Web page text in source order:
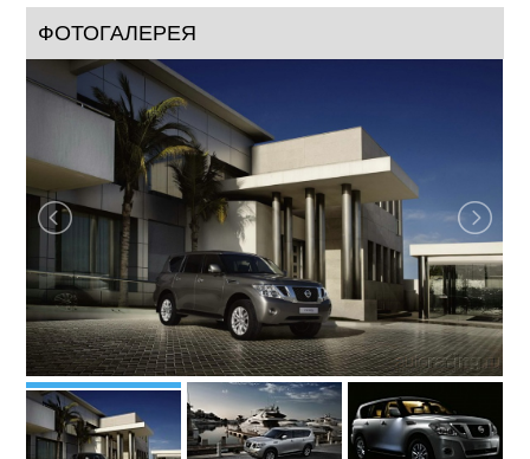
ФОТОГАЛЕРЕЯ